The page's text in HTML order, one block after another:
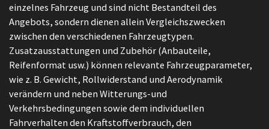
einzelnes Fahrzeug und sind nicht Bestandteil des
Angebots, sondern dienen allein Vergleichszwecken
zwischen den verschiedenen Fahrzeugtypen.
Zusatzausstattungen und Zubehör (Anbauteile,
Reifenformat usw.) können relevante Fahrzeugparameter,
wie z. B. Gewicht, Rollwiderstand und Aerodynamik
verändern und neben Witterungs-und
Verkehrsbedingungen sowie dem individuellen
Fahrverhalten den Kraftstoffverbrauch, den